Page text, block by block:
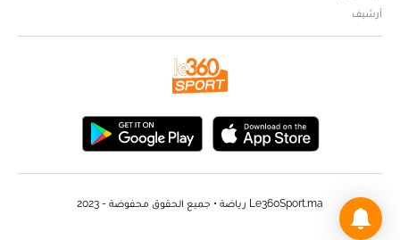
أرشيف
Le360Sport.ma رياضة • جميع الحقوق محفوضة - 2023